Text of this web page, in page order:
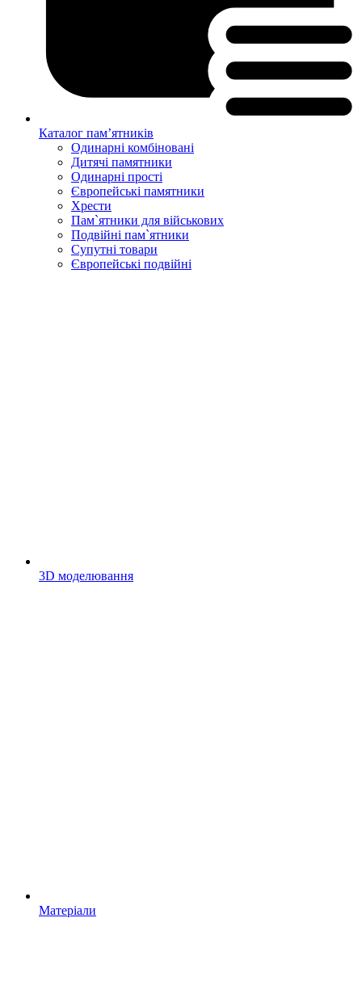
Каталог пам’ятників
Одинарні комбіновані
Дитячі памятники
Одинарні прості
Європейські памятники
Хрести
Пам`ятники для військових
Подвійні пам`ятники
Супутні товари
Європейські подвійні
3D моделювання
Матеріали